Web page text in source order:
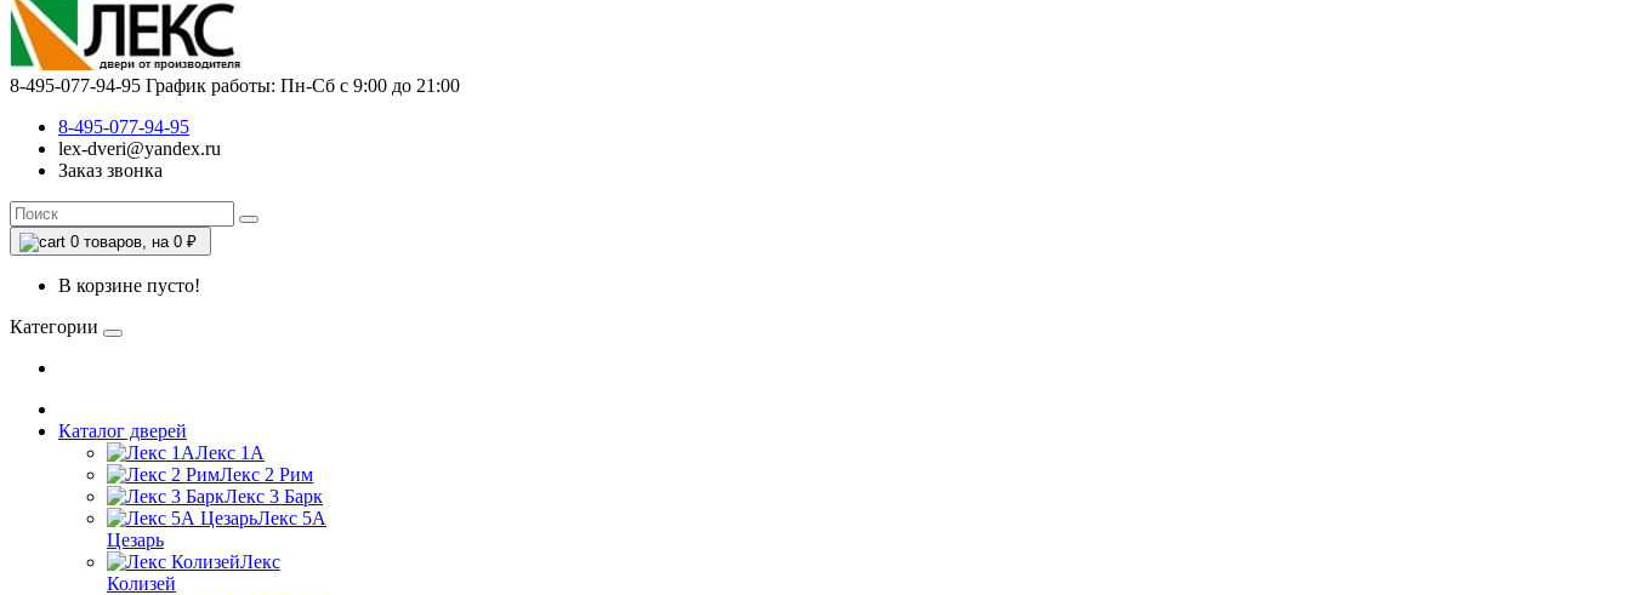
8-495-077-94-95 График работы: Пн-Сб с 9:00 до 21:00
8-495-077-94-95
lex-dveri@yandex.ru
Заказ звонка
0 товаров, на 0 ₽
В корзине пусто!
Категории
Каталог дверей
Лекс 1А
Лекс 2 Рим
Лекс 3 Барк
Лекс 5А
Цезарь
Лекс
Колизей